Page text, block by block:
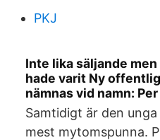
PKJ
Inte lika säljande
hade varit Ny
nämnas vid namn:
Samtidigt är den
mest mytomspunna.